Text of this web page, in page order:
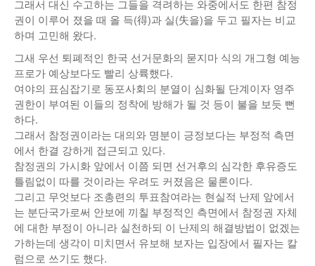
그래서 대신 수고하는 그들을 격려하는 와중에서도 한편 참정
권이 이루어 졌을 때 올 득(得)과 실(失을)을 두고 필자는 비교
하며 고민해 왔다.
그새 우선 퇴폐적인 한국 선거문화의 묻지마 식의 개그형 예능
프로가 예상보다도 빨리 상륙했다.
여야의 표심잡기로 동포사회의 분열이 심화될 단계이자 영주
권한이 부여된 이들의 정착에 방해가 될 것 등이 불을 보듯 뻔
하다.
그래서 참정권이라는 대의와 명분이 긍정보다는 부정적 측면
에서 한결 강하게 접근되고 있다.
참정권의 가시화 앞에서 이쯤 되면 선거후의 심각한 후유증도
틀림없이 따를 것이라는 우려도 커졌음은 물론이다.
그리고 무엇보다 조총련의 투표참여라는 현실적 난제 앞에서
는 분단국가로써 안보에 끼칠 부정적인 측면에서 참정권 자체
에 대한 부정이 아니라 실천하되 이 난제의 해결방법이 없겠는
가하는데 생각이 미치면서 유보해 보자는 입장에서 필자는 칼
럼으로 쓰기도 했다.